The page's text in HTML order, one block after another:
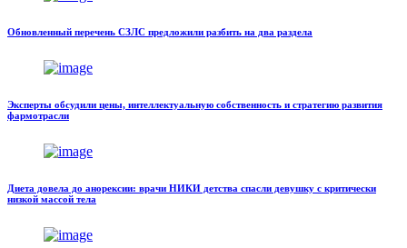
Обновленный перечень СЗЛС предложили разбить на два раздела
Эксперты обсудили цены, интеллектуальную собственность и стратегию развития
фармотрасли
Диета довела до анорексии: врачи НИКИ детства спасли девушку с критически
низкой массой тела